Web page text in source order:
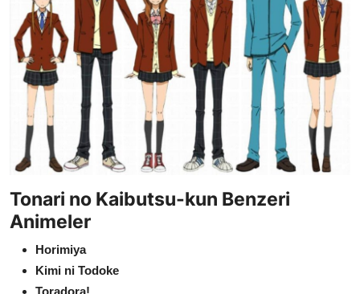
Tonari no Kaibutsu-kun Benzeri
Animeler
Horimiya
Kimi ni Todoke
Toradora!